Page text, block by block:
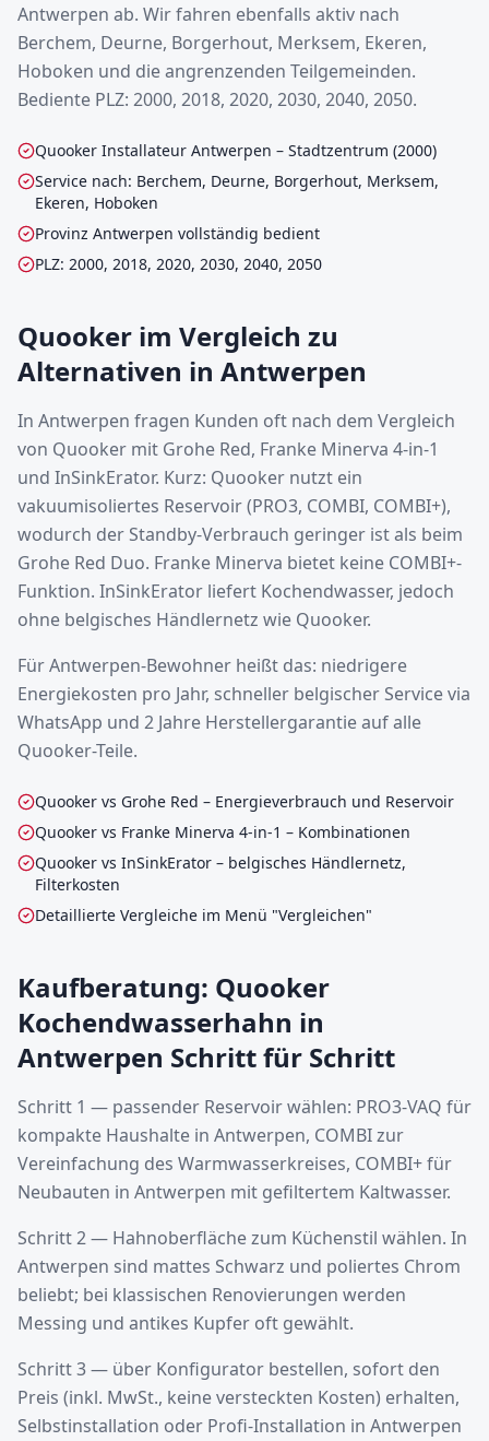
Antwerpen ab. Wir fahren ebenfalls aktiv nach
Berchem, Deurne, Borgerhout, Merksem, Ekeren,
Hoboken und die angrenzenden Teilgemeinden.
Bediente PLZ: 2000, 2018, 2020, 2030, 2040, 2050.
Quooker Installateur Antwerpen – Stadtzentrum (2000)
Service nach: Berchem, Deurne, Borgerhout, Merksem,
Ekeren, Hoboken
Provinz Antwerpen vollständig bedient
PLZ: 2000, 2018, 2020, 2030, 2040, 2050
Quooker im Vergleich zu
Alternativen in Antwerpen
In Antwerpen fragen Kunden oft nach dem Vergleich
von Quooker mit Grohe Red, Franke Minerva 4-in-1
und InSinkErator. Kurz: Quooker nutzt ein
vakuumisoliertes Reservoir (PRO3, COMBI, COMBI+),
wodurch der Standby-Verbrauch geringer ist als beim
Grohe Red Duo. Franke Minerva bietet keine COMBI+-
Funktion. InSinkErator liefert Kochendwasser, jedoch
ohne belgisches Händlernetz wie Quooker.
Für Antwerpen-Bewohner heißt das: niedrigere
Energiekosten pro Jahr, schneller belgischer Service via
WhatsApp und 2 Jahre Herstellergarantie auf alle
Quooker-Teile.
Quooker vs Grohe Red – Energieverbrauch und Reservoir
Quooker vs Franke Minerva 4-in-1 – Kombinationen
Quooker vs InSinkErator – belgisches Händlernetz,
Filterkosten
Detaillierte Vergleiche im Menü "Vergleichen"
Kaufberatung: Quooker
Kochendwasserhahn in
Antwerpen Schritt für Schritt
Schritt 1 — passender Reservoir wählen: PRO3-VAQ für
kompakte Haushalte in Antwerpen, COMBI zur
Vereinfachung des Warmwasserkreises, COMBI+ für
Neubauten in Antwerpen mit gefiltertem Kaltwasser.
Schritt 2 — Hahnoberfläche zum Küchenstil wählen. In
Antwerpen sind mattes Schwarz und poliertes Chrom
beliebt; bei klassischen Renovierungen werden
Messing und antikes Kupfer oft gewählt.
Schritt 3 — über Konfigurator bestellen, sofort den
Preis (inkl. MwSt., keine versteckten Kosten) erhalten,
Selbstinstallation oder Profi-Installation in Antwerpen